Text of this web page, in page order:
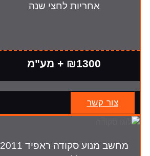
אחריות לחצי שנה
₪1300 + מע"מ
צור קשר
מחשב מנוע סקודה ראפיד 2011